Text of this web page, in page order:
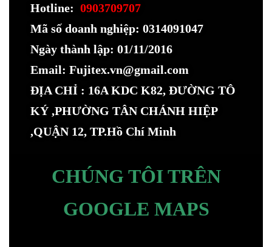
Hotline: 0903709707
Mã số doanh nghiệp: 0314091047
Ngày thành lập: 01/11/2016
Email: Fujitex.vn@gmail.com
ĐỊA CHỈ : 16A KDC K82, ĐƯỜNG TÔ
KÝ ,PHƯỜNG TÂN CHÁNH HIỆP
,QUẬN 12, TP.Hồ Chí Minh
CHÚNG TÔI TRÊN
GOOGLE MAPS